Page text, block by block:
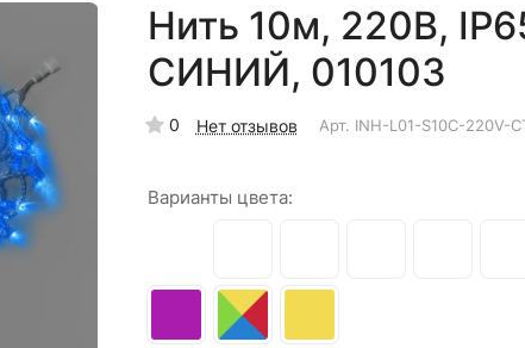
Нить 10м, 220В,
СИНИЙ, 010103
0 Нет отзывов Арт. INH-L01-S10C-220V-
Варианты цвета: